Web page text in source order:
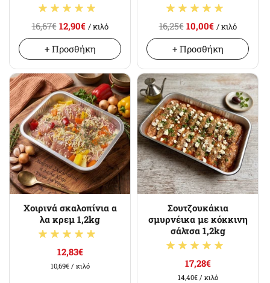
16,67€ 12,90€ / κιλό
+ Προσθήκη
16,25€ 10,00€ / κιλό
+ Προσθήκη
Χοιρινά σκαλοπίνια α
λα κρεμ 1,2kg
12,83€
10,69€ / κιλό
Σουτζουκάκια
σμυρνέικα με κόκκινη
σάλτσα 1,2kg
17,28€
14,40€ / κιλό